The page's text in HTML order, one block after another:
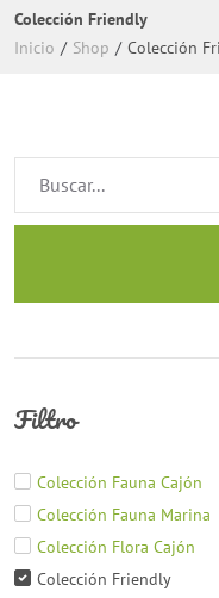
Colección Friendly
Inicio / Shop / Colección
Filtro
Colección Fauna Cajón
Colección Fauna Marina
Colección Flora Cajón
Colección Friendly